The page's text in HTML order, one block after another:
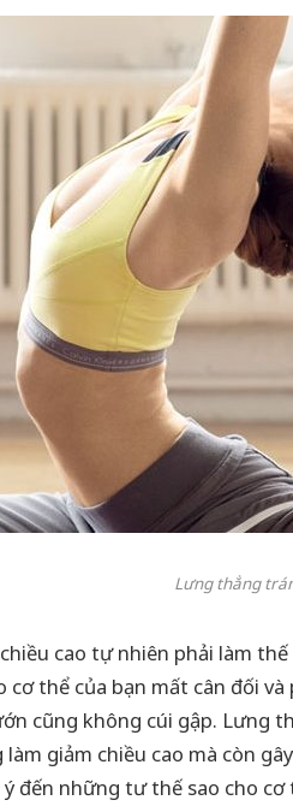
Lưng thẳng
cao tự nhiên phải làm
cơ thể của bạn mất cân đối
cũng không cúi gập. Lưng
giảm chiều cao mà còn
ý đến những tư thế sao cho